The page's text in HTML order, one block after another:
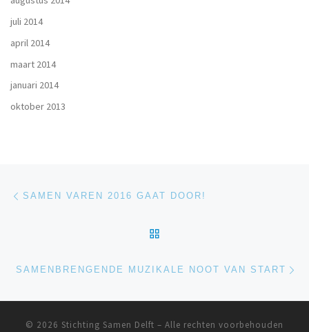
juli 2014
april 2014
maart 2014
januari 2014
oktober 2013
Bericht navigatie
SAMEN VAREN 2016 GAAT DOOR!
SAMENBRENGENDE MUZIKALE NOOT VAN START
© 2026 Stichting Samen Delft – Alle rechten voorbehouden